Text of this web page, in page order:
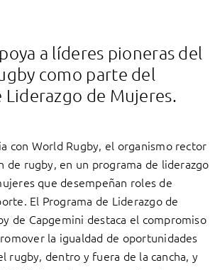
a líderes pioneras del
como parte del
Liderazgo de Mujeres.
con World Rugby, el organismo rector
de rugby, en un programa de liderazgo
que desempeñan roles de
El Programa de Liderazgo de
de Capgemini destaca el compromiso
la igualdad de oportunidades
rugby, dentro y fuera de la cancha, y